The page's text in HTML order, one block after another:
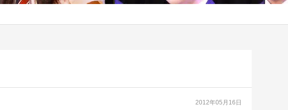
2012年05月16日